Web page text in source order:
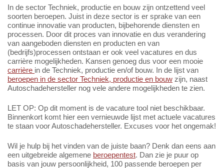
In de sector Techniek, productie en bouw zijn ontzettend veel
soorten beroepen. Juist in deze sector is er sprake van een
continue innovatie van producten, bijbehorende diensten en
processen. Door dit proces van innovatie en dus verandering
van aangeboden diensten en producten en van
(bedrijfs)processen ontstaan er ook veel vacatures en dus
carrière mogelijkheden. Kansen genoeg dus voor een mooie
carrière in de Techniek, productie en/of bouw. In de lijst van
beroepen in de sector Techniek, productie en bouw zijn, naast
Autoschadehersteller nog vele andere mogelijkheden te zien.
LET OP: Op dit moment is de vacature tool niet beschikbaar.
Binnenkort komt hier een vernieuwde lijst met actuele vacatures
te staan voor Autoschadehersteller. Excuses voor het ongemak!
Wil je hulp bij het vinden van de juiste baan? Denk dan eens aan
een uitgebreide algemene beroepentest. Dan zie je puur op
basis van jouw persoonlijkheid, 100 passende beroepen per